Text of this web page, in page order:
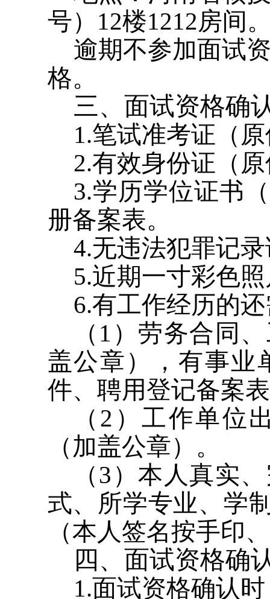
号）12楼1212房间
逾期不参加面试
格。
三、面试资格确
1.笔试准考证（
2.有效身份证（
3.学历学位证书
册备案表。
4.无违法犯罪记
5.近期一寸彩色
6.有工作经历的
（1）劳务合同
盖公章），有事业
件、聘用登记备案
（2）工作单位
（加盖公章）。
（3）本人真实
式、所学专业、学
（本人签名按手印
四、面试资格确
1.面试资格确认